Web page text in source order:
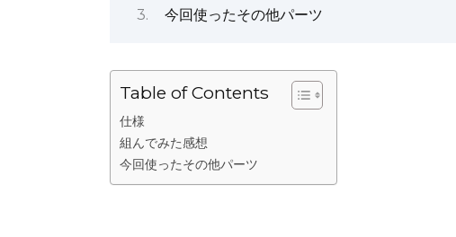
今回使ったその他パーツ
Table of Contents
仕様
組んでみた感想
今回使ったその他パーツ